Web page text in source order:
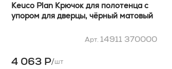
Keuco Plan Крючок для полотенца с
упором для дверцы, чёрный матовый
Арт. 14911 370000
4 063 Р/шт